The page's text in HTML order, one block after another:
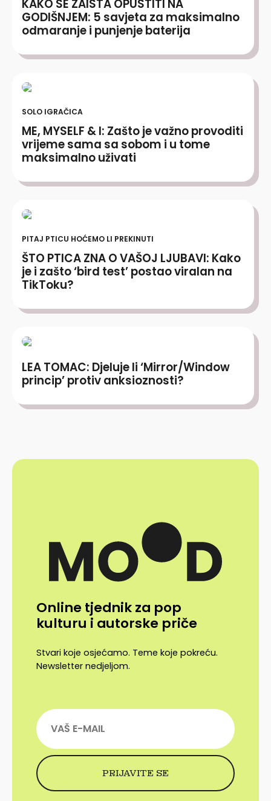
KAKO SE ZAISTA OPUSTITI NA
GODIŠNJEM: 5 savjeta za maksimalno
odmaranje i punjenje baterija
SOLO IGRAČICA
ME, MYSELF & I: Zašto je važno provoditi
vrijeme sama sa sobom i u tome
maksimalno uživati
PITAJ PTICU HOĆEMO LI PREKINUTI
ŠTO PTICA ZNA O VAŠOJ LJUBAVI: Kako
je i zašto ‘bird test’ postao viralan na
TikToku?
LEA TOMAC: Djeluje li ‘Mirror/Window
princip’ protiv anksioznosti?
Online tjednik za pop
kulturu i autorske priče
Stvari koje osjećamo. Teme koje pokreću.
Newsletter nedjeljom.